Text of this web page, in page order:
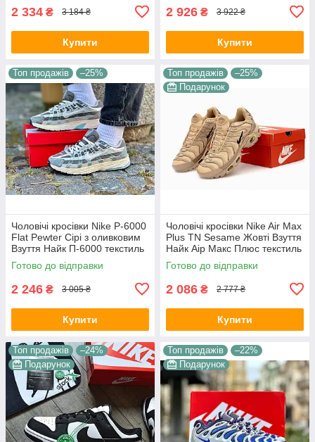
2 334 ₴ 3 184 ₴
Купити
2 926 ₴ 3 922 ₴
Купити
Топ продажів –25%
Чоловічі кросівки Nike P-6000
Flat Pewter Сірі з оливковим
Взуття Найк П-6000 текстиль
сітка повсякденні демісезон
Готово до відправки
2 246 ₴ 3 005 ₴
Купити
Топ продажів
–25%
Подарунок
Чоловічі кросівки Nike Air Max
Plus TN Sesame Жовті Взуття
Найк Аір Макс Плюс текстиль
шкіра демісезон
Готово до відправки
2 086 ₴ 2 777 ₴
Купити
Топ продажів
–24%
Подарунок
Топ продажів
–22%
Подарунок